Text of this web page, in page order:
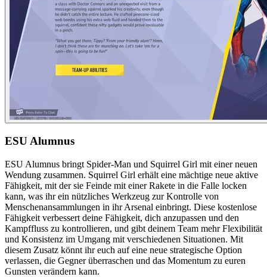
ESU Alumnus
ESU Alumnus bringt Spider-Man und Squirrel Girl mit einer neuen
Wendung zusammen. Squirrel Girl erhält eine mächtige neue aktive
Fähigkeit, mit der sie Feinde mit einer Rakete in die Falle locken
kann, was ihr ein nützliches Werkzeug zur Kontrolle von
Menschenansammlungen in ihr Arsenal einbringt. Diese kostenlose
Fähigkeit verbessert deine Fähigkeit, dich anzupassen und den
Kampffluss zu kontrollieren, und gibt deinem Team mehr Flexibilität
und Konsistenz im Umgang mit verschiedenen Situationen. Mit
diesem Zusatz könnt ihr euch auf eine neue strategische Option
verlassen, die Gegner überraschen und das Momentum zu euren
Gunsten verändern kann.